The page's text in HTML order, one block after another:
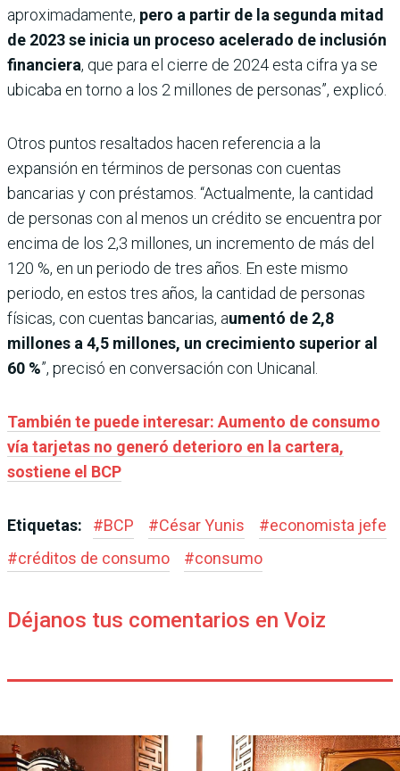
aproximadamente, pero a partir de la segunda mitad
de 2023 se inicia un proceso acelerado de inclusión
financiera, que para el cierre de 2024 esta cifra ya se
ubicaba en torno a los 2 millones de personas”, explicó.
Otros puntos resaltados hacen referencia a la
expansión en términos de personas con cuentas
bancarias y con préstamos. “Actualmente, la cantidad
de personas con al menos un crédito se encuentra por
encima de los 2,3 millones, un incremento de más del
120 %, en un periodo de tres años. En este mismo
periodo, en estos tres años, la cantidad de personas
físicas, con cuentas bancarias, aumentó de 2,8
millones a 4,5 millones, un crecimiento superior al
60 %”, precisó en conversación con Unicanal.
También te puede interesar: Aumento de consumo
vía tarjetas no generó deterioro en la cartera,
sostiene el BCP
Etiquetas: #BCP #César Yunis #economista jefe
#créditos de consumo #consumo
Déjanos tus comentarios en Voiz